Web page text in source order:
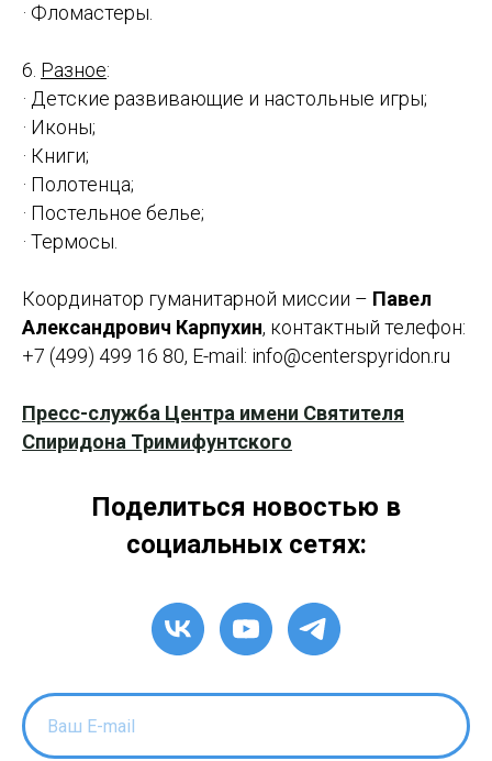
· Фломастеры.
6. Разное:
· Детские развивающие и настольные игры;
· Иконы;
· Книги;
· Полотенца;
· Постельное белье;
· Термосы.
Координатор гуманитарной миссии – Павел
Александрович Карпухин, контактный телефон:
+7 (499) 499 16 80, E-mail: info@centerspyridon.ru
Пресс-служба Центра имени Святителя
Спиридона Тримифунтского
Поделиться новостью в
социальных сетях: